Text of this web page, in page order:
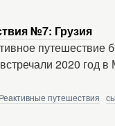
№7: Грузия
путешествие
2020 год
Реактивные путешествия